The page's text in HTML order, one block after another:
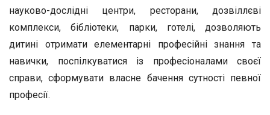
науково-дослідні центри, ресторани, дозвіллєві
комплекси, бібліотеки, парки, готелі, дозволяють
дитині отримати елементарні професійні знання та
навички, поспілкуватися із професіоналами своєї
справи, сформувати власне бачення сутності певної
професії.